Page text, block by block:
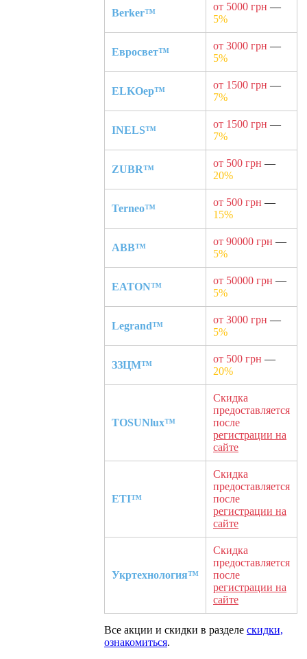
Berker™
от 5000 грн —
5%
Евросвет™
от 3000 грн —
5%
ELKOep™
от 1500 грн —
7%
INELS™
от 1500 грн —
7%
ZUBR™
от 500 грн —
20%
Terneo™
от 500 грн —
15%
ABB™
от 90000 грн —
5%
EATON™
от 50000 грн —
5%
Legrand™
от 3000 грн —
5%
ЗЗЦМ™
от 500 грн —
20%
TOSUNlux™
Скидка
предоставляется
после
регистрации на
сайте
ETI™
Скидка
предоставляется
после
регистрации на
сайте
Укртехнология™
Скидка
предоставляется
после
регистрации на
сайте
Все акции и скидки в разделе скидки,
ознакомиться.